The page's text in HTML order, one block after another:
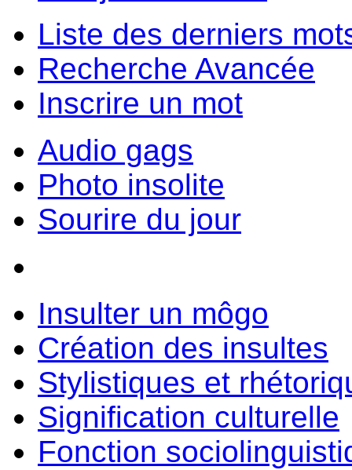
Liste des derniers
Recherche Avancée
Inscrire un mot
Audio gags
Photo insolite
Sourire du jour
Insulter un môgo
Création des insultes
Stylistiques et
Signification culturelle
Fonction